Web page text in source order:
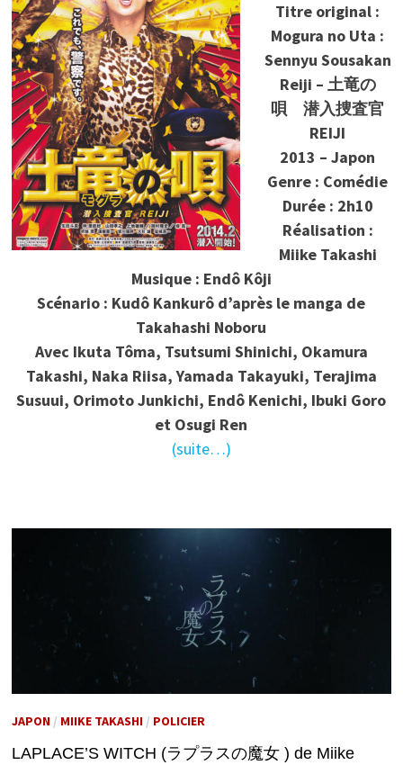
Titre original :
Mogura no Uta :
Sennyu Sousakan
Reiji – 土竜の
唄 潜入捜査官
REIJI
2013 – Japon
Genre : Comédie
Durée : 2h10
Réalisation :
Miike Takashi
Musique : Endô Kôji
Scénario : Kudô Kankurô d’après le manga de
Takahashi Noboru
Avec Ikuta Tôma, Tsutsumi Shinichi, Okamura
Takashi, Naka Riisa, Yamada Takayuki, Terajima
Susuui, Orimoto Junkichi, Endô Kenichi, Ibuki Goro
et Osugi Ren
(suite…)
JAPON/ MIIKE TAKASHI/ POLICIER
LAPLACE’S WITCH (ラプラスの魔女 ) de Miike